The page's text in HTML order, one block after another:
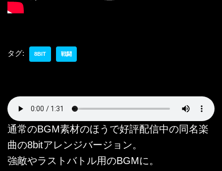
タグ: 8BIT 戦闘
通常のBGM素材のほうで好評配信中の同名楽
曲の8bitアレンジバージョン。
強敵やラストバトル用のBGMに。